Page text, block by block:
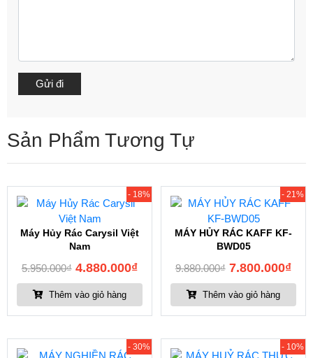
Sản Phẩm Tương Tự
- 18%
Máy Hủy Rác Carysil Việt
Nam
5.950.000₫ 4.880.000₫
Thêm vào giỏ hàng
- 21%
MÁY HỦY RÁC KAFF KF-
BWD05
9.880.000₫ 7.800.000₫
Thêm vào giỏ hàng
- 30% - 10%